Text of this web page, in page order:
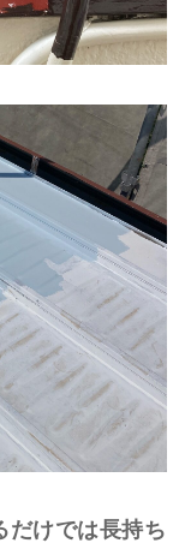
だけでは長持ち